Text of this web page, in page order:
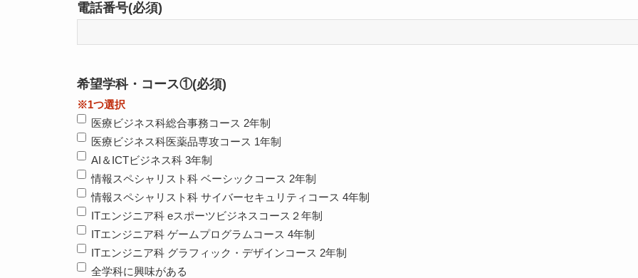
電話番号(必須)
希望学科・コース①(必須)
※1つ選択
医療ビジネス科総合事務コース 2年制
医療ビジネス科医薬品専攻コース 1年制
AI＆ICTビジネス科 3年制
情報スペシャリスト科 ベーシックコース 2年制
情報スペシャリスト科 サイバーセキュリティコース 4年制
ITエンジニア科 eスポーツビジネスコース２年制
ITエンジニア科 ゲームプログラムコース 4年制
ITエンジニア科 グラフィック・デザインコース 2年制
全学科に興味がある